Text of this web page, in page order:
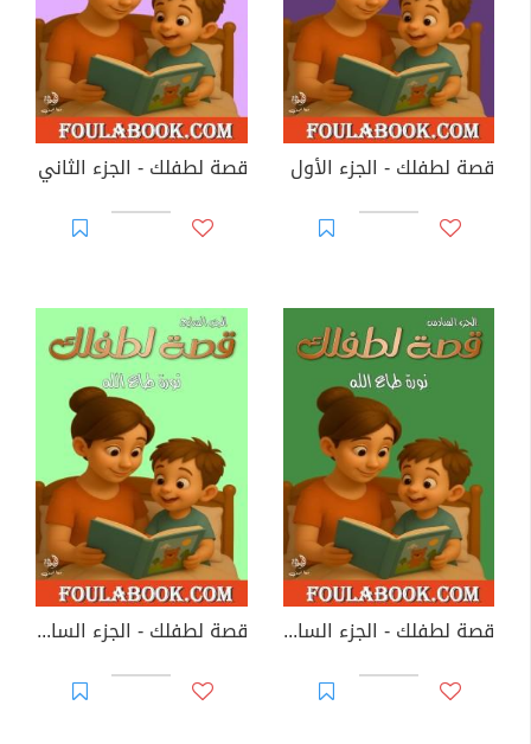
قصة لطفلك - الجزء الأول قصة لطفلك - الجزء الثاني
قصة لطفلك - الجزء السادس قصة لطفلك - الجزء السابع